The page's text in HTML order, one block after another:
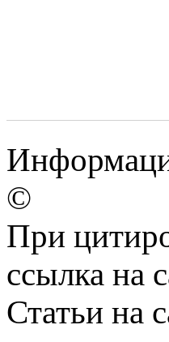
©
При
ссылка на
Статьи на